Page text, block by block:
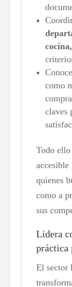
como
claves
Todo
accesible
quienes
como a
sus
Lidera
práctica
El sector